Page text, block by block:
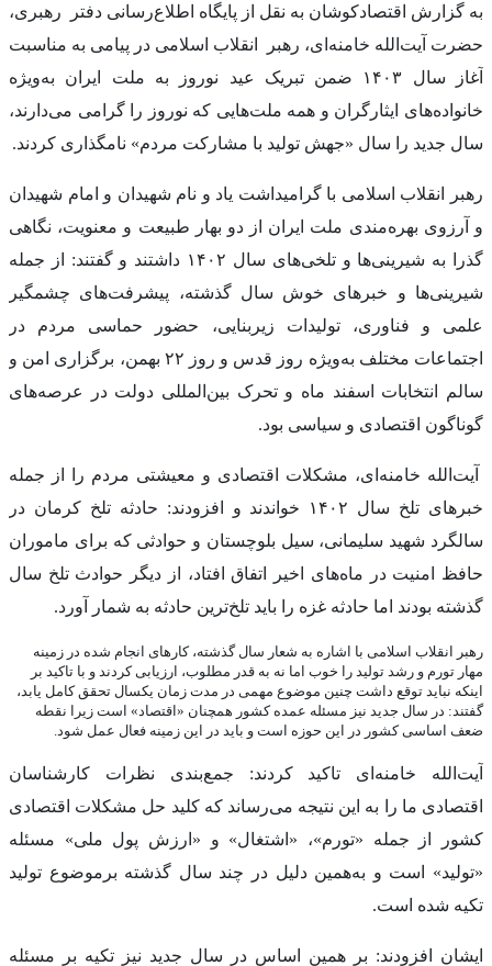
به گزارش اقتصادکوشان به نقل از پایگاه اطلاع‌رسانی دفتر رهبری،
حضرت آیت‌الله خامنه‌ای، رهبر انقلاب اسلامی در پیامی به مناسبت
آغاز سال ۱۴۰۳ ضمن تبریک عید نوروز به ملت ایران به‌ویژه
خانواده‌های ایثارگران و همه ملت‌هایی که نوروز را گرامی می‌دارند،
سال جدید را سال «جهش تولید با مشارکت مردم» نامگذاری کردند.
رهبر انقلاب اسلامی با گرامیداشت یاد و نام شهیدان و امام شهیدان
و آرزوی بهره‌مندی ملت ایران از دو بهار طبیعت و معنویت، نگاهی
گذرا به شیرینی‌ها و تلخی‌های سال ۱۴۰۲ داشتند و گفتند: از جمله
شیرینی‌ها و خبرهای خوش سال گذشته، پیشرفت‌های چشمگیر
علمی و فناوری، تولیدات زیربنایی، حضور حماسی مردم در
اجتماعات مختلف به‌ویژه روز قدس و روز ۲۲ بهمن، برگزاری امن و
سالم انتخابات اسفند ماه و تحرک بین‌المللی دولت در عرصه‌های
گوناگون اقتصادی و سیاسی بود.
آیت‌الله خامنه‌ای، مشکلات اقتصادی و معیشتی مردم را از جمله
خبرهای تلخ سال ۱۴۰۲ خواندند و افزودند: حادثه تلخ کرمان در
سالگرد شهید سلیمانی، سیل بلوچستان و حوادثی که برای ماموران
حافظ امنیت در ماه‌های اخیر اتفاق افتاد، از دیگر حوادث تلخ سال
گذشته بودند اما حادثه غزه را باید تلخ‌ترین حادثه به شمار آورد.
رهبر انقلاب اسلامی با اشاره به شعار سال گذشته، کارهای انجام شده در زمینه
مهار تورم و رشد تولید را خوب اما نه به قدر مطلوب، ارزیابی کردند و با تاکید بر
اینکه نباید توقع داشت چنین موضوع مهمی در مدت زمان یکسال تحقق کامل یابد،
گفتند: در سال جدید نیز مسئله عمده کشور همچنان «اقتصاد» است زیرا نقطه
ضعف اساسی کشور در این حوزه است و باید در این زمینه فعال عمل شود.
آیت‌الله خامنه‌ای تاکید کردند: جمع‌بندی نظرات کارشناسان
اقتصادی ما را به این نتیجه می‌رساند که کلید حل مشکلات اقتصادی
کشور از جمله «تورم»، «اشتغال» و «ارزش پول ملی» مسئله
«تولید» است و به‌همین دلیل در چند سال گذشته برموضوع تولید
تکیه شده است.
ایشان افزودند: بر همین اساس در سال جدید نیز تکیه بر مسئله